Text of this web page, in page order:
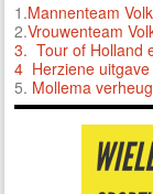
1.Mannenteam
2.Vrouwenteam
3. Tour of Holland
4 Herziene
5. Mollema